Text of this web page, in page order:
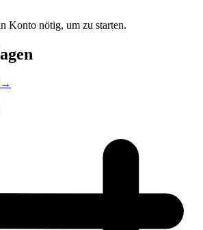
Konto nötig, um zu starten.
→